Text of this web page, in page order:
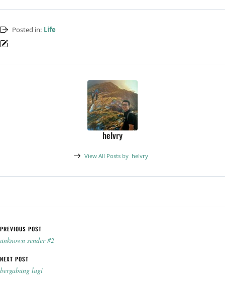
Posted in: Life
helvry
View All Posts by helvry
Post navigation
PREVIOUS POST
unknown sender #2
NEXT POST
bergabung lagi